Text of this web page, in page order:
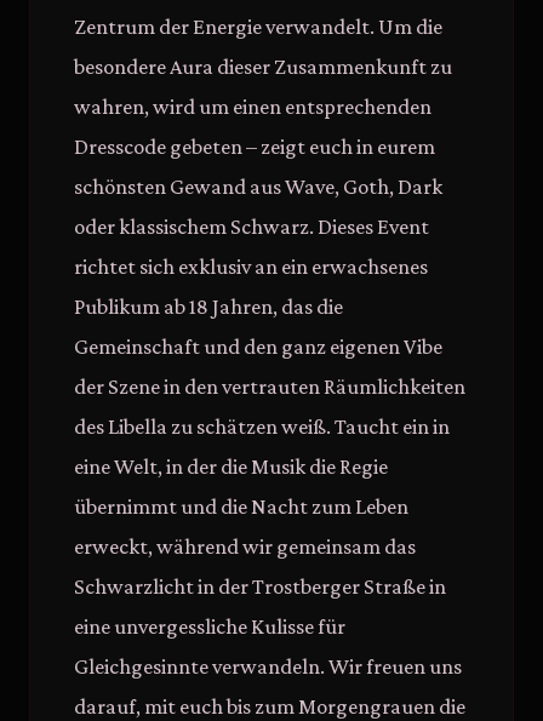
Zentrum der Energie verwandelt. Um die
besondere Aura dieser Zusammenkunft zu
wahren, wird um einen entsprechenden
Dresscode gebeten – zeigt euch in eurem
schönsten Gewand aus Wave, Goth, Dark
oder klassischem Schwarz. Dieses Event
richtet sich exklusiv an ein erwachsenes
Publikum ab 18 Jahren, das die
Gemeinschaft und den ganz eigenen Vibe
der Szene in den vertrauten Räumlichkeiten
des Libella zu schätzen weiß. Taucht ein in
eine Welt, in der die Musik die Regie
übernimmt und die Nacht zum Leben
erweckt, während wir gemeinsam das
Schwarzlicht in der Trostberger Straße in
eine unvergessliche Kulisse für
Gleichgesinnte verwandeln. Wir freuen uns
darauf, mit euch bis zum Morgengrauen die